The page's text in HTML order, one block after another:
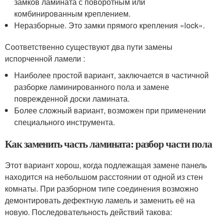
комбинированным креплением.
Неразборные. Это замки прямого крепления «lock».
Соответственно существуют два пути замены
испорченной ламели :
Наиболее простой вариант, заключается в частичной
разборке ламинированного пола и замене
поврежденной доски ламината.
Более сложный вариант, возможен при применении
специального инструмента.
Как заменить часть ламината: разбор части пола
Этот вариант хорош, когда подлежащая замене панель
находится на небольшом расстоянии от одной из стен
комнаты. При разборном типе соединения возможно
демонтировать дефектную ламель и заменить её на
новую. Последовательность действий такова: